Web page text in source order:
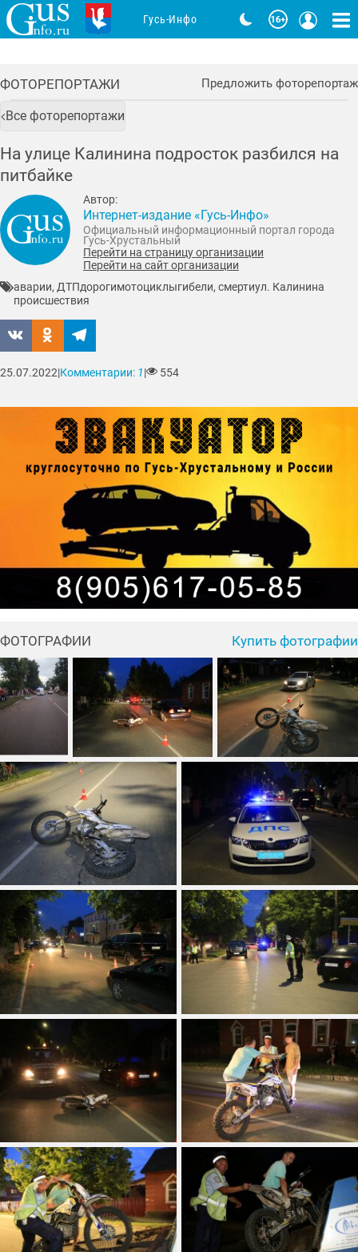
ФОТОРЕПОРТАЖИ Предложить фоторепортаж
Все фоторепортажи
На улице Калинина подросток разбился на
питбайке
Автор:
Интернет-издание «Гусь-Инфо»
Официальный информационный портал города
Гусь-Хрустальный
Перейти на страницу организации
Перейти на сайт организации
аварии, ДТПдорогимотоциклыгибели, смертиул. Калинина
происшествия
25.07.2022|Комментарии: 1| 554
ФОТОГРАФИИ Купить фотографии
Гусь-Инфо